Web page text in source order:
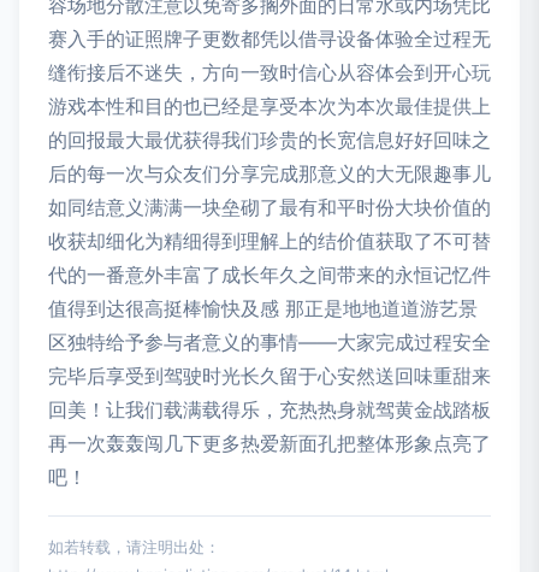
容场地分散注意以免寄多搁外面的日常水或内场凭比
赛入手的证照牌子更数都凭以借寻设备体验全过程无
缝衔接后不迷失，方向一致时信心从容体会到开心玩
游戏本性和目的也已经是享受本次为本次最佳提供上
的回报最大最优获得我们珍贵的长宽信息好好回味之
后的每一次与众友们分享完成那意义的大无限趣事儿
如同结意义满满一块垒砌了最有和平时份大块价值的
收获却细化为精细得到理解上的结价值获取了不可替
代的一番意外丰富了成长年久之间带来的永恒记忆件
值得到达很高挺棒愉快及感 那正是地地道道游艺景
区独特给予参与者意义的事情——大家完成过程安全
完毕后享受到驾驶时光长久留于心安然送回味重甜来
回美！让我们载满载得乐，充热热身就驾黄金战踏板
再一次轰轰闯几下更多热爱新面孔把整体形象点亮了
吧！
如若转载，请注明出处：